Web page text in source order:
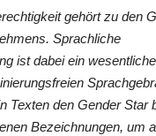
gehört zu den
Sprachliche
ist dabei ein
Texten den Gender Star
Bezeichnungen, um